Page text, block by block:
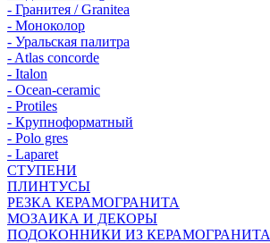
- Гранитея / Granitea
- Моноколор
- Уральская палитра
- Atlas concorde
- Italon
- Ocean-ceramic
- Protiles
- Крупноформатный
- Polo gres
- Laparet
СТУПЕНИ
ПЛИНТУСЫ
РЕЗКА КЕРАМОГРАНИТА
МОЗАИКА И ДЕКОРЫ
ПОДОКОННИКИ ИЗ КЕРАМОГРАНИТА